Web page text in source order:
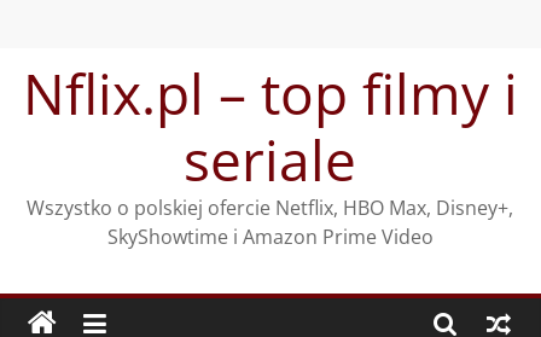
treściNflix.pl – top filmy i
seriale
Wszystko o polskiej ofercie Netflix, HBO Max, Disney+,
SkyShowtime i Amazon Prime Video